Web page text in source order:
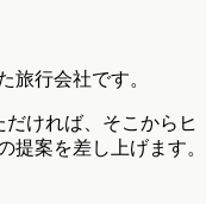
旅行会社です。
ければ、そこからヒ
提案を差し上げます。